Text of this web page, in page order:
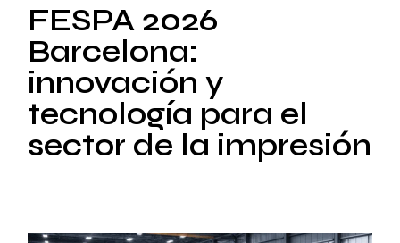
FESPA 2026​
Barcelona:
innovación y
tecnología para el
sector de la impresión